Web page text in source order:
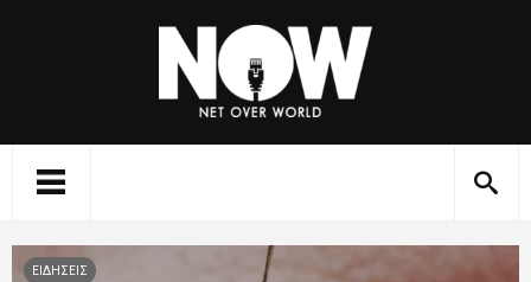
ΕΙΔΗΣΕΙΣ